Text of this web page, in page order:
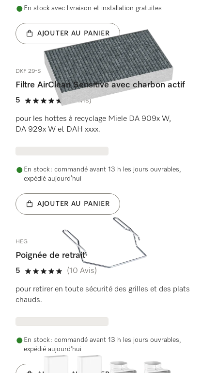
En stock avec livraison et installation gratuites
AJOUTER AU PANIER
DKF 29-S
Filtre AirClean Sensitive avec charbon actif
5
5 étoiles sur 5
(1 Avis)
pour les hottes à recyclage Miele DA 909x W,
DA 929x W et DAH xxxx.
En stock : commandé avant 13 h les jours ouvrables,
expédié aujourd’hui
AJOUTER AU PANIER
HEG
Poignée de retrait
5
5 étoiles sur 5
(10 Avis)
pour retirer en toute sécurité des grilles et des plats
chauds.
En stock : commandé avant 13 h les jours ouvrables,
expédié aujourd’hui